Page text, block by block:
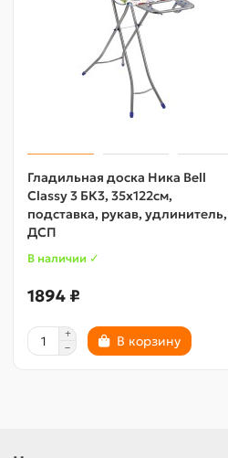
Гладильная доска Ника Bell
Classy 3 БК3, 35х122см,
подставка, рукав, удлинитель,
ДСП
В наличии ✓
1894 ₽
В корзину